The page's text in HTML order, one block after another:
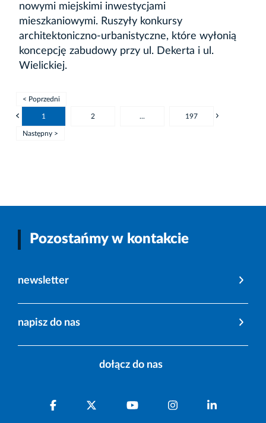
nowymi miejskimi inwestycjami
mieszkaniowymi. Ruszyły konkursy
architektoniczno-urbanistyczne, które wyłonią
koncepcję zabudowy przy ul. Dekerta i ul.
Wielickiej.
< Poprzedni
1 2 ... 197
Następny >
Pozostańmy w kontakcie
newsletter
napisz do nas
dołącz do nas